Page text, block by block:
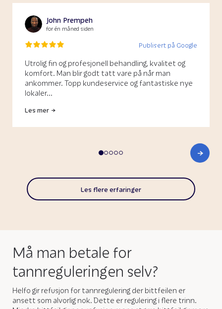
John Prempeh
for én måned siden
Publisert på Google
Utrolig fin og profesjonell behandling, kvalitet og
komfort. Man blir godt tatt vare på når man
ankommer. Topp kundeservice og fantastiske nye
lokaler...
Les mer
Les flere erfaringer
Må man betale for
tannreguleringen selv?
Helfo gir refusjon for tannregulering der bittfeilen er
ansett som alvorlig nok. Dette er regulering i flere trinn.